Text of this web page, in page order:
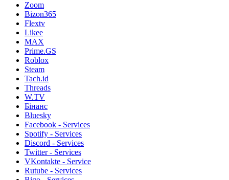
Zoom
Bizon365
Flextv
Likee
MAX
Prime.GS
Roblox
Steam
Tach.id
Threads
W.TV
Бінанс
Bluesky
Facebook - Services
Spotify - Services
Discord - Services
Twitter - Services
VKontakte - Service
Rutube - Services